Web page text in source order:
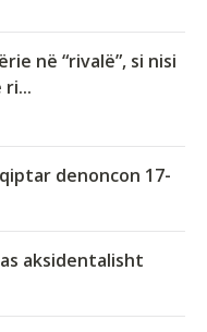
në “rivalë”, si nisi
ri...
denoncon 17-
aksidentalisht